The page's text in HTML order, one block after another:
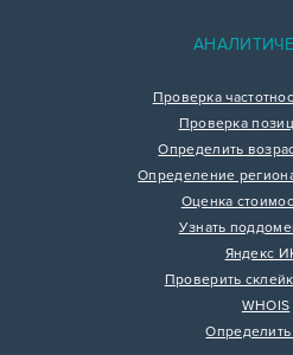
Проверка
Проверка
Определить
Определение
Оценка
Узнать
Яндекс
Проверить
WHOIS
Определить